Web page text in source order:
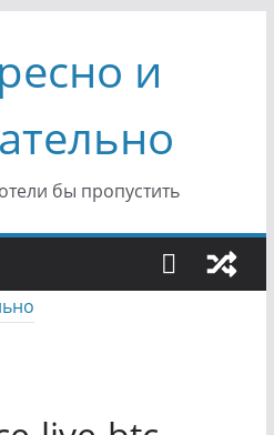
и
бы пропустить